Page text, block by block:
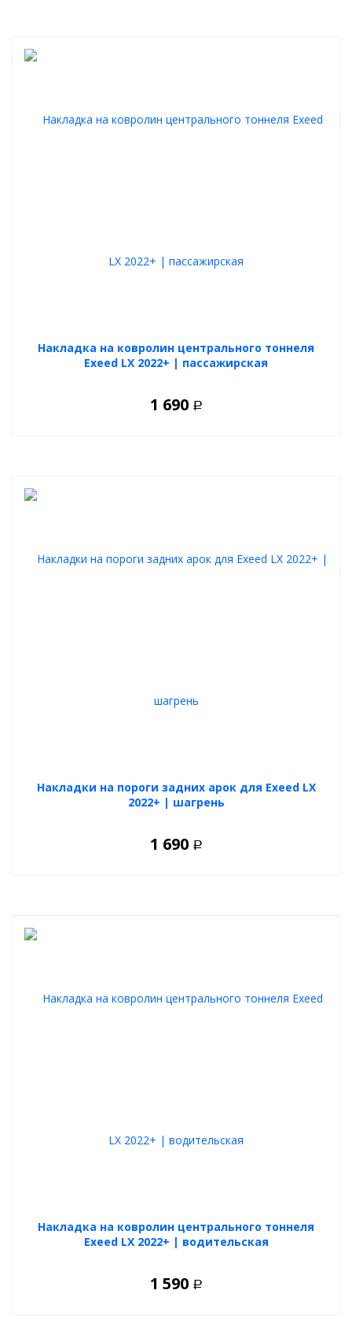
Накладка на ковролин центрального тоннеля
Exeed LX 2022+ | пассажирская
1 690 Р
Накладки на пороги задних арок для Exeed LX
2022+ | шагрень
1 690 Р
Накладка на ковролин центрального тоннеля
Exeed LX 2022+ | водительская
1 590 Р